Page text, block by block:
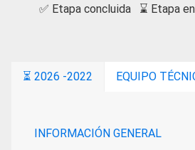
✅ Etapa concluida ⌛ Etapa
⏳ 2026 -2022 EQUIPO
INFORMACIÓN GENERAL